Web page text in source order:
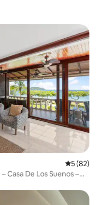
Средна
5 (82)
De Los Suenos –